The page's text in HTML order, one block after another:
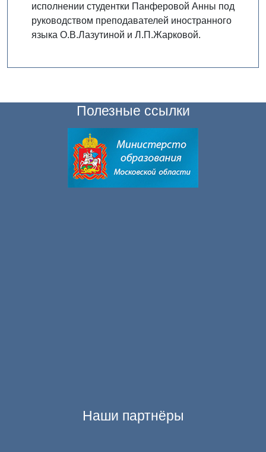
исполнении студентки Панферовой Анны под
руководством преподавателей иностранного
языка О.В.Лазутиной и Л.П.Жарковой.
Полезные ссылки
Наши партнёры